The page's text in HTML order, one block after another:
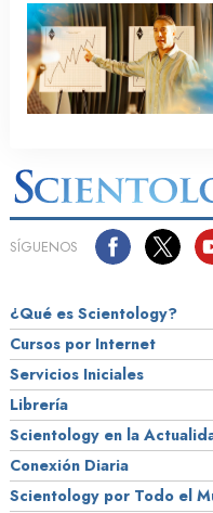
SÍGUENOS
¿Qué es Scientology?
Cursos por Internet
Servicios Iniciales
Librería
Scientology en la
Conexión Diaria
Scientology por Todo el